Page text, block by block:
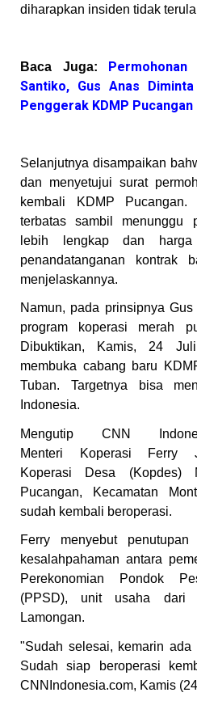
diharapkan insiden tidak
Baca Juga:
Santiko, Gus Anas
Penggerak KDMP Pucangan
Selanjutnya disampaikan
dan menyetujui surat
kembali KDMP
terbatas sambil menunggu
lebih lengkap dan harga
penandatanganan kontrak
menjelaskannya.
Namun, pada prinsipnya
program koperasi merah
Dibuktikan, Kamis, 24
membuka cabang baru
Tuban. Targetnya bisa
Indonesia.
Mengutip CNN
Menteri Koperasi Ferry
Koperasi Desa
Pucangan, Kecamatan
sudah kembali beroperasi.
Ferry menyebut
kesalahpahaman antara
Perekonomian Pondok
(PPSD), unit usaha dari
Lamongan.
"Sudah selesai, kemarin ada
Sudah siap beroperasi
CNNIndonesia.com, Kamis